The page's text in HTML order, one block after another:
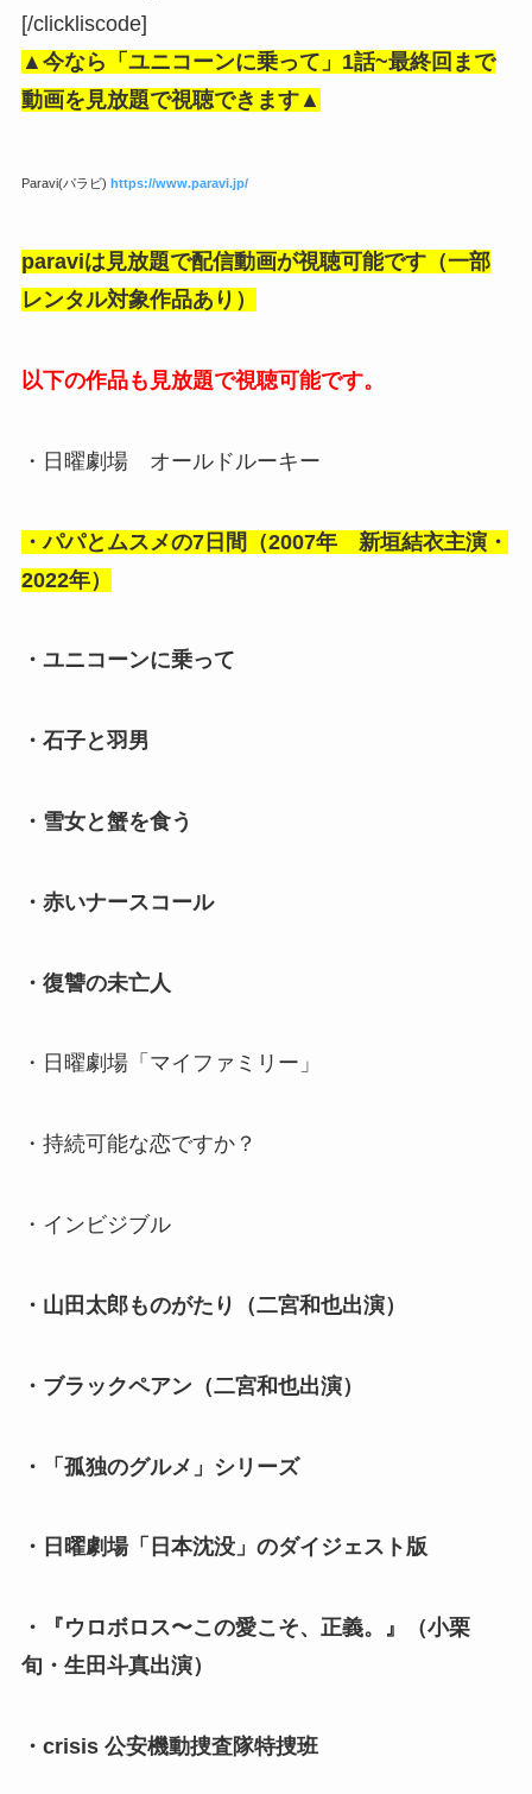
[/clickliscode]
▲今なら「ユニコーンに乗って」1話~最終回まで
動画を見放題で視聴できます▲
Paravi(パラビ) https://www.paravi.jp/
paraviは見放題で配信動画が視聴可能です（一部
レンタル対象作品あり）
以下の作品も見放題で視聴可能です。
・日曜劇場 オールドルーキー
・パパとムスメの7日間（2007年 新垣結衣主演・
2022年）
・ユニコーンに乗って
・石子と羽男
・雪女と蟹を食う
・赤いナースコール
・復讐の未亡人
・日曜劇場「マイファミリー」
・持続可能な恋ですか？
・インビジブル
・山田太郎ものがたり（二宮和也出演）
・ブラックペアン（二宮和也出演）
・「孤独のグルメ」シリーズ
・日曜劇場「日本沈没」のダイジェスト版
・『ウロボロス〜この愛こそ、正義。』（小栗
旬・生田斗真出演）
・crisis 公安機動捜査隊特捜班